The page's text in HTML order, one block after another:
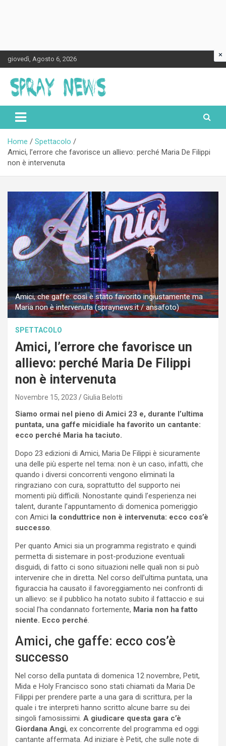
Skip
to
content
giovedì, Agosto 6, 2026
Spraynews.it
Home
Spettacolo
Amici, l’errore che favorisce un allievo: perché Maria De Filippi
non è intervenuta
Amici, che gaffe: così è stato favorito ingiustamente ma
Maria non è intervenuta (spraynews.it / ansafoto)
SPETTACOLO
Amici, l’errore che favorisce un
allievo: perché Maria De Filippi
non è intervenuta
Novembre 15, 2023 Giulia Belotti
Siamo ormai nel pieno di Amici 23 e, durante l’ultima
puntata, una gaffe micidiale ha favorito un cantante:
ecco perché Maria ha taciuto.
Dopo 23 edizioni di Amici, Maria De Filippi è sicuramente
una delle più esperte nel tema: non è un caso, infatti, che
quando i diversi concorrenti vengono eliminati la
ringraziano con cura, soprattutto del supporto nei
momenti più difficili. Nonostante quindi l’esperienza nei
talent, durante l’appuntamento di domenica pomeriggio
con Amici la conduttrice non è intervenuta: ecco cos’è
successo.
Per quanto Amici sia un programma registrato e quindi
permetta di sistemare in post-produzione eventuali
disguidi, di fatto ci sono situazioni nelle quali non si può
intervenire che in diretta. Nel corso dell’ultima puntata, una
figuraccia ha causato il favoreggiamento nei confronti di
un allievo: se il pubblico ha notato subito il fattaccio e sui
social l’ha condannato fortemente, Maria non ha fatto
niente. Ecco perché.
Amici, che gaffe: ecco cos’è
successo
Nel corso della puntata di domenica 12 novembre, Petit,
Mida e Holy Francisco sono stati chiamati da Maria De
Filippi per prendere parte a una gara di scrittura, per la
quale i tre interpreti hanno scritto alcune barre su dei
singoli famosissimi. A giudicare questa gara c’è
Giordana Angi, ex concorrente del programma ed oggi
cantante affermata. Ad iniziare è Petit, che sulle note di
×